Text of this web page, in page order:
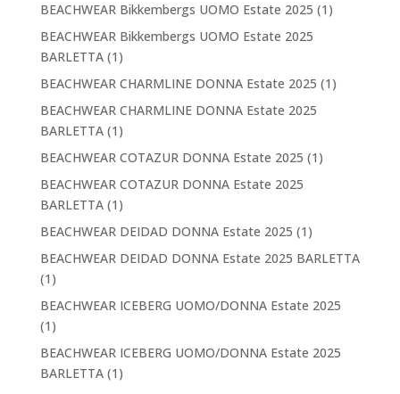
BEACHWEAR Bikkembergs UOMO Estate 2025 (1)
BEACHWEAR Bikkembergs UOMO Estate 2025
BARLETTA(1)
BEACHWEAR CHARMLINE DONNA Estate 2025 (1)
BEACHWEAR CHARMLINE DONNA Estate 2025
BARLETTA(1)
BEACHWEAR COTAZUR DONNA Estate 2025 (1)
BEACHWEAR COTAZUR DONNA Estate 2025
BARLETTA(1)
BEACHWEAR DEIDAD DONNA Estate 2025 (1)
BEACHWEAR DEIDAD DONNA Estate 2025 BARLETTA
(1)
BEACHWEAR ICEBERG UOMO/DONNA Estate 2025
(1)
BEACHWEAR ICEBERG UOMO/DONNA Estate 2025
BARLETTA(1)